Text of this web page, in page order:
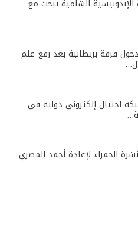
الشامية تبحث مع
فرقة بريطانية بعد رفع علم
احتيال إلكتروني دولية في
الحمراء لإعادة أحمد المصري